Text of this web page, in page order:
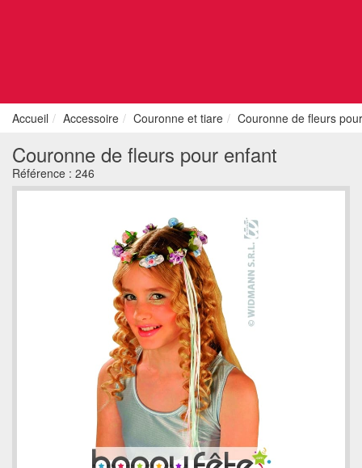
Accueil Accessoire Couronne et tiare Couronne de fleurs
Couronne de fleurs pour enfant
Référence : 246